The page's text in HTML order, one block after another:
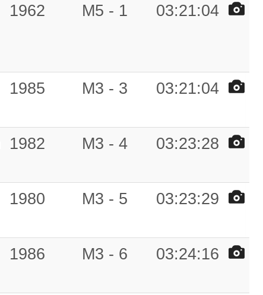
1962 M5 - 1 03:21:04
1985 M3 - 3 03:21:04
1982 M3 - 4 03:23:28
1980 M3 - 5 03:23:29
1986 M3 - 6 03:24:16